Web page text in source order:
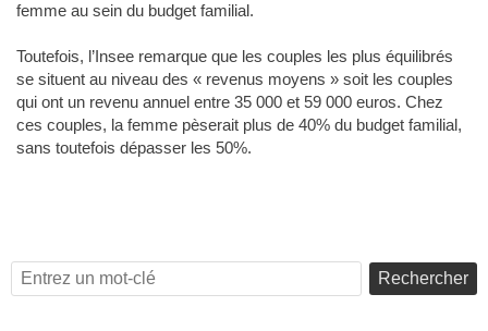
femme au sein du budget familial.
Toutefois, l’Insee remarque que les couples les plus équilibrés
se situent au niveau des « revenus moyens » soit les couples
qui ont un revenu annuel entre 35 000 et 59 000 euros. Chez
ces couples, la femme pèserait plus de 40% du budget familial,
sans toutefois dépasser les 50%.
Rechercher